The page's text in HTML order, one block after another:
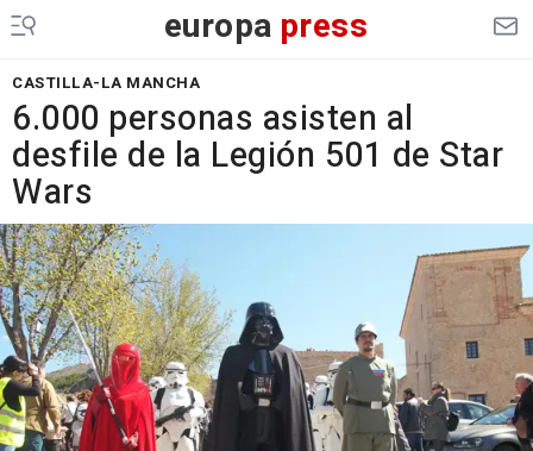
europa press
CASTILLA-LA MANCHA
6.000 personas asisten al
desfile de la Legión 501 de Star
Wars